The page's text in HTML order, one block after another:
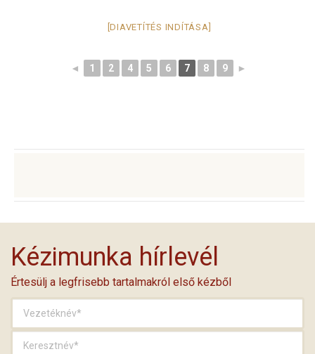
[DIAVETÍTÉS INDÍTÁSA]
◄ 1 2 4 5 6 7 8 9 ►
Kézimunka hírlevél
Értesülj a legfrisebb tartalmakról első kézből